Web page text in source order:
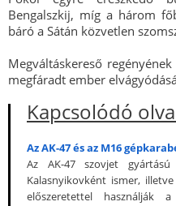
Bengalszkij, míg a három
báró a Sátán közvetlen
Megváltáskereső
megfáradt ember
Kapcsolódó
Az AK-47 és az M16
Az AK-47 szovjet
Kalasnyikovként ismer,
előszeretettel használják